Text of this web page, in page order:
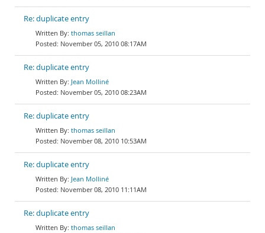
Re: duplicate entry
thomas seillan
November 05, 2010 08:17AM
Re: duplicate entry
Jean Molliné
November 05, 2010 08:23AM
Re: duplicate entry
thomas seillan
November 08, 2010 10:53AM
Re: duplicate entry
Jean Molliné
November 08, 2010 11:11AM
Re: duplicate entry
thomas seillan